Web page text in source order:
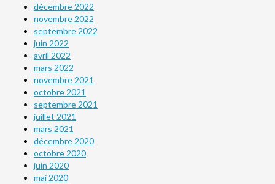
décembre 2022
novembre 2022
septembre 2022
juin 2022
avril 2022
mars 2022
novembre 2021
octobre 2021
septembre 2021
juillet 2021
mars 2021
décembre 2020
octobre 2020
juin 2020
mai 2020